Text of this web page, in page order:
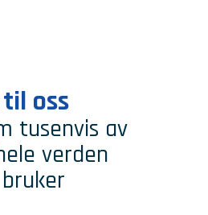
oss
tusenvis av
verden